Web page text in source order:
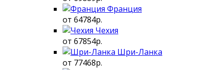
Франция
от 64784р.
Чехия
от 67854р.
Шри-Ланка
от 77468р.